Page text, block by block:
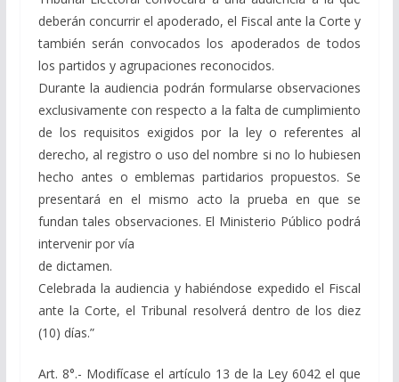
deberán concurrir el apoderado, el Fiscal ante la Corte y
también serán convocados los apoderados de todos
los partidos y agrupaciones reconocidos.
Durante la audiencia podrán formularse observaciones
exclusivamente con respecto a la falta de cumplimiento
de los requisitos exigidos por la ley o referentes al
derecho, al registro o uso del nombre si no lo hubiesen
hecho antes o emblemas partidarios propuestos. Se
presentará en el mismo acto la prueba en que se
fundan tales observaciones. El Ministerio Público podrá
intervenir por vía
de dictamen.
Celebrada la audiencia y habiéndose expedido el Fiscal
ante la Corte, el Tribunal resolverá dentro de los diez
(10) días.”
Art. 8°.- Modifícase el artículo 13 de la Ley 6042 el que